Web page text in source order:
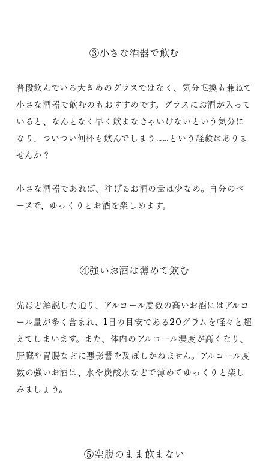
③小さな酒器で飲む
普段飲んでいる大きめのグラスではなく、気分転換も兼ねて
小さな酒器で飲むのもおすすめです。グラスにお酒が入って
いると、なんとなく早く飲まなきゃいけないという気分に
なり、ついつい何杯も飲んでしまう……という経験はありま
せんか？
小さな酒器であれば、注げるお酒の量は少なめ。自分のペ
ースで、ゆっくりとお酒を楽しめます。
④強いお酒は薄めて飲む
先ほど解説した通り、アルコール度数の高いお酒にはアルコ
ール量が多く含まれ、1日の目安である20グラムを軽々と超
えてしまいます。また、体内のアルコール濃度が高くなり、
肝臓や胃腸などに悪影響を及ぼしかねません。アルコール度
数の強いお酒は、水や炭酸水などで薄めてゆっくりと楽し
みましょう。
⑤空腹のまま飲まない